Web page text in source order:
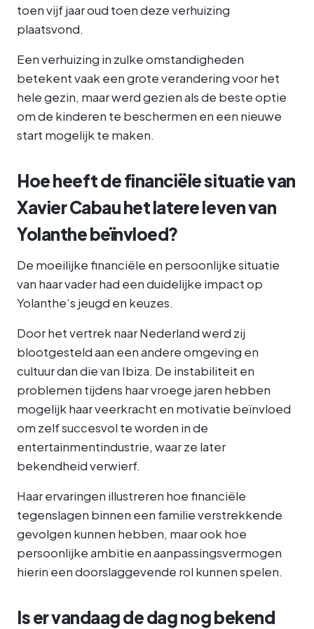
toen vijf jaar oud toen deze verhuizing
plaatsvond.
Een verhuizing in zulke omstandigheden
betekent vaak een grote verandering voor het
hele gezin, maar werd gezien als de beste optie
om de kinderen te beschermen en een nieuwe
start mogelijk te maken.
Hoe heeft de financiële situatie van
Xavier Cabau het latere leven van
Yolanthe beïnvloed?
De moeilijke financiële en persoonlijke situatie
van haar vader had een duidelijke impact op
Yolanthe’s jeugd en keuzes.
Door het vertrek naar Nederland werd zij
blootgesteld aan een andere omgeving en
cultuur dan die van Ibiza. De instabiliteit en
problemen tijdens haar vroege jaren hebben
mogelijk haar veerkracht en motivatie beïnvloed
om zelf succesvol te worden in de
entertainmentindustrie, waar ze later
bekendheid verwierf.
Haar ervaringen illustreren hoe financiële
tegenslagen binnen een familie verstrekkende
gevolgen kunnen hebben, maar ook hoe
persoonlijke ambitie en aanpassingsvermogen
hierin een doorslaggevende rol kunnen spelen.
Is er vandaag de dag nog bekend